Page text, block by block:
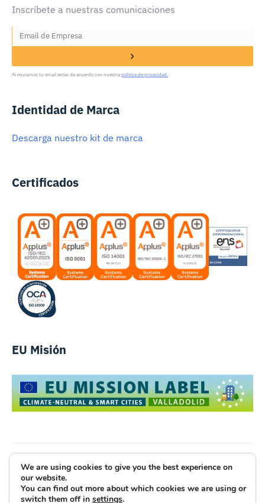
Inscríbete a nuestras comunicaciones
Al enviarnos tu email estás de acuerdo con nuestra política de privacidad.
Identidad de Marca
Descarga nuestro kit de marca
Certificados
EU Misión
Luce Innovative Technologies
Aviso Legal
Política de Privacidad Cookies
We are using cookies to give you the best experience on
our website.
You can find out more about which cookies we are using or
switch them off in settings.